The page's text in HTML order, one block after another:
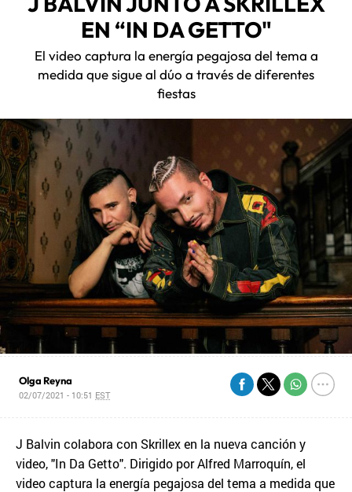
EN “IN DA GETTO"
El video captura la energía pegajosa del tema a
medida que sigue al dúo a través de diferentes
fiestas
Olga Reyna
02/07/2021 - 10:51 EST
J Balvin colabora con Skrillex en la nueva canción y
video, "In Da Getto". Dirigido por Alfred Marroquín, el
video captura la energía pegajosa del tema a medida que